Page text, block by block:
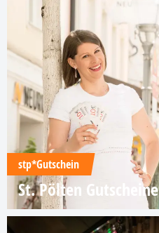
stp*Gutschein
St. Pölten Gutscheine